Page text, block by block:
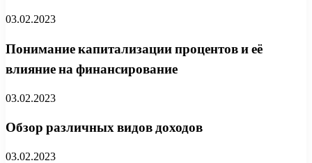
03.02.2023
Понимание капитализации процентов и её
влияние на финансирование
03.02.2023
Обзор различных видов доходов
03.02.2023